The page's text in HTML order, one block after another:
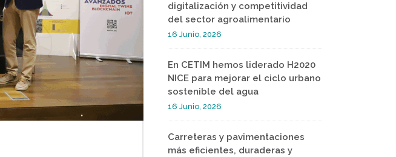
digitalización y competitividad
del sector agroalimentario
16 Junio, 2026
En CETIM hemos liderado H2020
NICE para mejorar el ciclo urbano
sostenible del agua
16 Junio, 2026
Carreteras y pavimentaciones
más eficientes, duraderas y